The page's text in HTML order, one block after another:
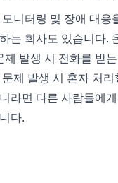
니터링 및 장애 대응
는 회사도 있습니다.
제 발생 시 전화를 받는
제 발생 시 혼자 처리
라면 다른 사람들에
다.